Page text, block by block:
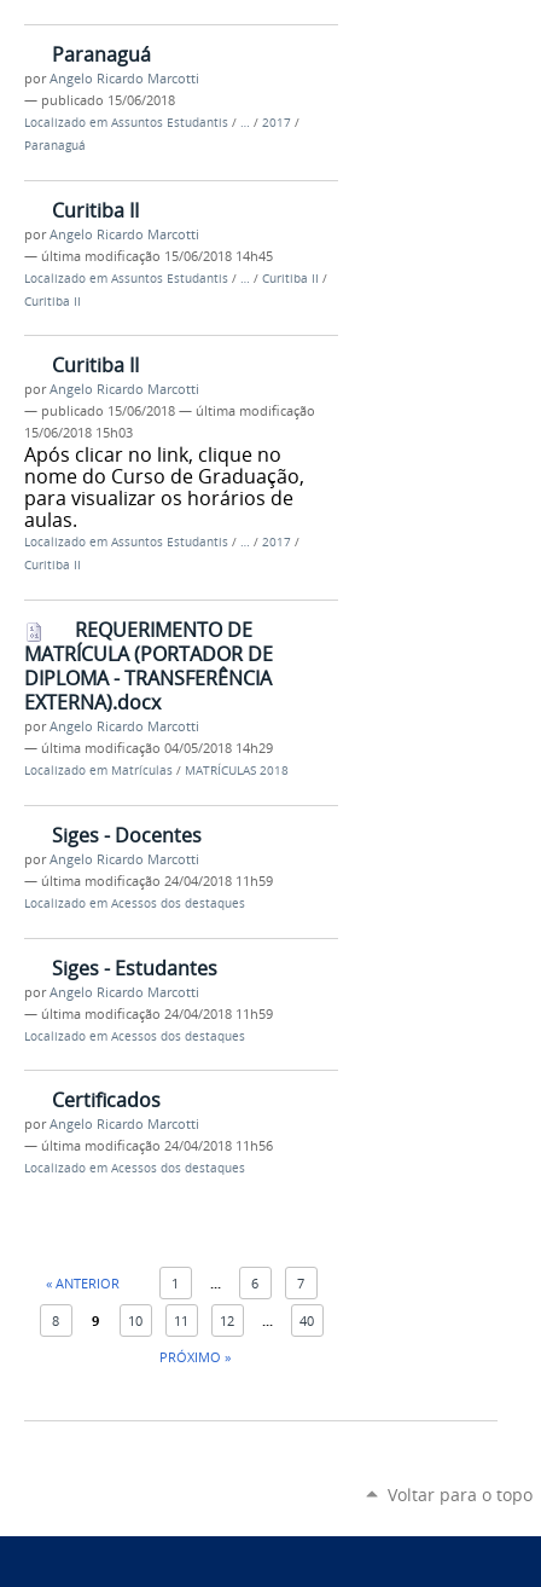
Paranaguá
porAngelo Ricardo Marcotti
— publicado 15/06/2018
Localizado em Assuntos Estudantis / … / 2017 /
Paranaguá
Curitiba II
porAngelo Ricardo Marcotti
— última modificação 15/06/2018 14h45
Localizado em Assuntos Estudantis / … / Curitiba II /
Curitiba II
Curitiba II
porAngelo Ricardo Marcotti
— publicado 15/06/2018 — última modificação
15/06/2018 15h03
Após clicar no link, clique no
nome do Curso de Graduação,
para visualizar os horários de
aulas.
Localizado em Assuntos Estudantis / … / 2017 /
Curitiba II
REQUERIMENTO DE
MATRÍCULA (PORTADOR DE
DIPLOMA - TRANSFERÊNCIA
EXTERNA).docx
porAngelo Ricardo Marcotti
— última modificação 04/05/2018 14h29
Localizado em Matrículas / MATRÍCULAS 2018
Siges - Docentes
porAngelo Ricardo Marcotti
— última modificação 24/04/2018 11h59
Localizado em Acessos dos destaques
Siges - Estudantes
porAngelo Ricardo Marcotti
— última modificação 24/04/2018 11h59
Localizado em Acessos dos destaques
Certificados
porAngelo Ricardo Marcotti
— última modificação 24/04/2018 11h56
Localizado em Acessos dos destaques
« ANTERIOR 1 ... 6 7
8 9 10 11 12 ...
40
PRÓXIMO »
Voltar para o topo